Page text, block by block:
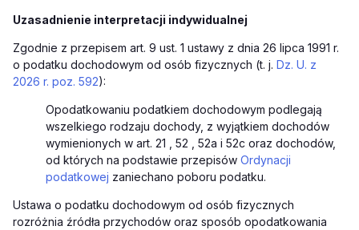
Uzasadnienie interpretacji indywidualnej
Zgodnie z przepisem art. 9 ust. 1 ustawy z dnia 26 lipca 1991 r.
o podatku dochodowym od osób fizycznych (t. j. Dz. U. z
2026 r. poz. 592):
Opodatkowaniu podatkiem dochodowym podlegają
wszelkiego rodzaju dochody, z wyjątkiem dochodów
wymienionych w art. 21 , 52 , 52a i 52c oraz dochodów,
od których na podstawie przepisów Ordynacji
podatkowej zaniechano poboru podatku.
Ustawa o podatku dochodowym od osób fizycznych
rozróżnia źródła przychodów oraz sposób opodatkowania